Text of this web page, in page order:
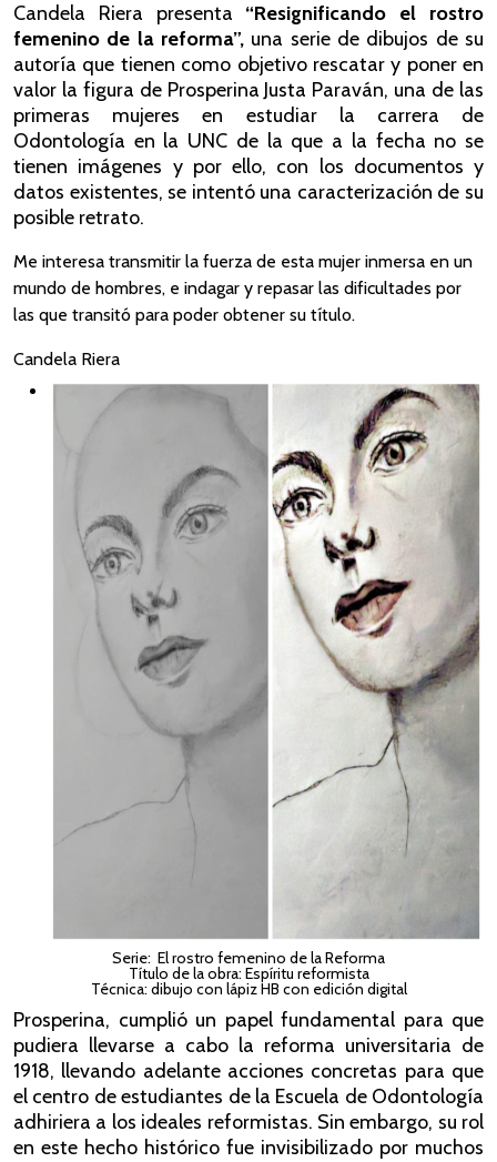
Candela Riera presenta “Resignificando el rostro
femenino de la reforma”, una serie de dibujos de su
autoría que tienen como objetivo rescatar y poner en
valor la figura de Prosperina Justa Paraván, una de las
primeras mujeres en estudiar la carrera de
Odontología en la UNC de la que a la fecha no se
tienen imágenes y por ello, con los documentos y
datos existentes, se intentó una caracterización de su
posible retrato.
Me interesa transmitir la fuerza de esta mujer inmersa en un
mundo de hombres, e indagar y repasar las dificultades por
las que transitó para poder obtener su título.
Candela Riera
Serie: El rostro femenino de la Reforma
Título de la obra: Espíritu reformista
Técnica: dibujo con lápiz HB con edición digital
Prosperina, cumplió un papel fundamental para que
pudiera llevarse a cabo la reforma universitaria de
1918, llevando adelante acciones concretas para que
el centro de estudiantes de la Escuela de Odontología
adhiriera a los ideales reformistas. Sin embargo, su rol
en este hecho histórico fue invisibilizado por muchos